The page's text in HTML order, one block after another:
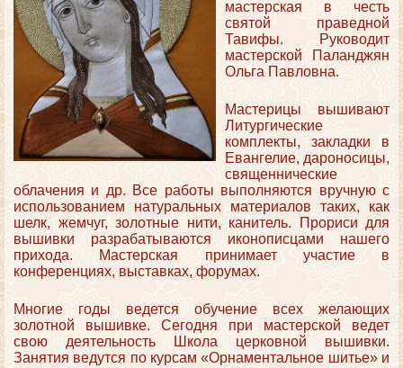
мастерская в честь
святой праведной
Тавифы. Руководит
мастерской Паланджян
Ольга Павловна.
Мастерицы вышивают
Литургические
комплекты, закладки в
Евангелие, дароносицы,
священнические
облачения и др. Все работы выполняются вручную с
использованием натуральных материалов таких, как
шелк, жемчуг, золотные нити, канитель. Прориси для
вышивки разрабатываются иконописцами нашего
прихода. Мастерская принимает участие в
конференциях, выставках, форумах.
Многие годы ведется обучение всех желающих
золотной вышивке. Сегодня при мастерской ведет
свою деятельность Школа церковной вышивки.
Занятия ведутся по курсам «Орнаментальное шитье» и